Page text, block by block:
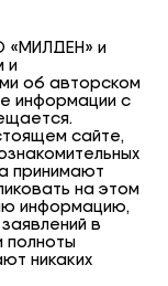
«МИЛДЕН» и
и
об авторском
информации с
сайте,
принимают
на этом
информацию,
в
полноты
никаких